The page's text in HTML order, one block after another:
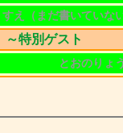
すえ（まだ書いていな
～特別ゲスト
とおのりょ